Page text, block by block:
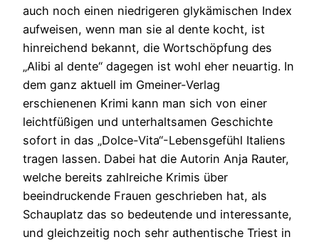
auch noch einen niedrigeren glykämischen Index
aufweisen, wenn man sie al dente kocht, ist
hinreichend bekannt, die Wortschöpfung des
„Alibi al dente“ dagegen ist wohl eher neuartig. In
dem ganz aktuell im Gmeiner-Verlag
erschienenen Krimi kann man sich von einer
leichtfüßigen und unterhaltsamen Geschichte
sofort in das „Dolce-Vita“-Lebensgefühl Italiens
tragen lassen. Dabei hat die Autorin Anja Rauter,
welche bereits zahlreiche Krimis über
beeindruckende Frauen geschrieben hat, als
Schauplatz das so bedeutende und interessante,
und gleichzeitig noch sehr authentische Triest in